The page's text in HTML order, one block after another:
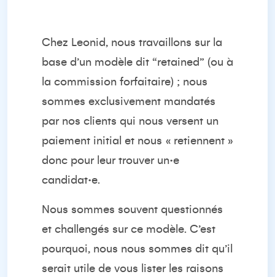
Chez Leonid, nous travaillons sur la
base d’un modèle dit “retained” (ou à
la commission forfaitaire) ; nous
sommes exclusivement mandatés
par nos clients qui nous versent un
paiement initial et nous « retiennent »
donc pour leur trouver un·e
candidat·e.
Nous sommes souvent questionnés
et challengés sur ce modèle. C’est
pourquoi, nous nous sommes dit qu’il
serait utile de vous lister les raisons